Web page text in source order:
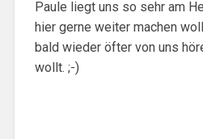
Paule liegt uns so sehr am
hier gerne weiter machen
bald wieder öfter von uns
wollt. ;-)